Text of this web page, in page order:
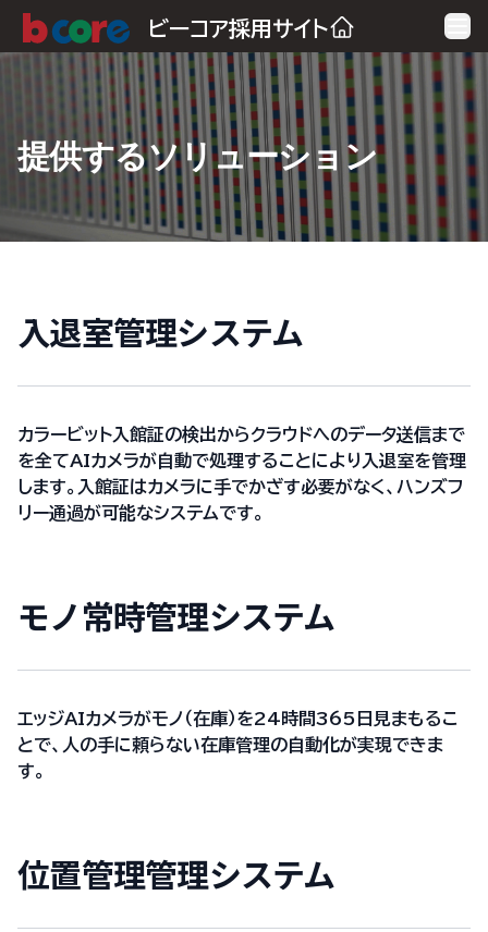
ビーコア採用サイト
提供するソリューション
入退室管理システム
カラービット入館証の検出からクラウドへのデータ送信まで
を全てAIカメラが自動で処理することにより入退室を管理
します。入館証はカメラに手でかざす必要がなく、ハンズフ
リー通過が可能なシステムです。
モノ常時管理システム
エッジAIカメラがモノ（在庫）を24時間365日見まもるこ
とで、人の手に頼らない在庫管理の自動化が実現できま
す。
位置管理管理システム